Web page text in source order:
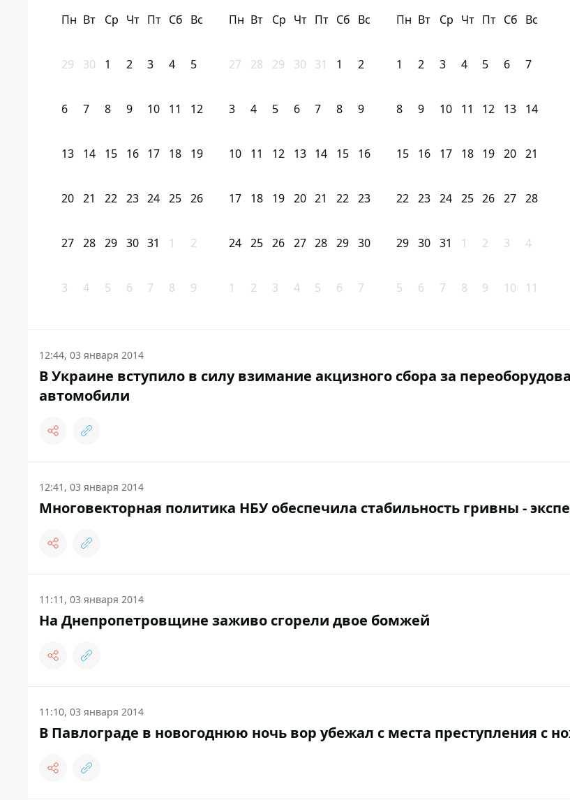
Пн Вт Ср Чт Пт Сб Вс
29 30 1 2 3 4 5
6 7 8 9 10 11 12
13 14 15 16 17 18 19
20 21 22 23 24 25 26
27 28 29 30 31 1 2
3 4 5 6 7 8 9
Пн Вт Ср Чт Пт Сб Вс
27 28 29 30 31 1 2
3 4 5 6 7 8 9
10 11 12 13 14 15 16
17 18 19 20 21 22 23
24 25 26 27 28 29 30
1 2 3 4 5 6 7
Пн Вт Ср Чт Пт Сб Вс
1 2 3 4 5 6 7
8 9 10 11 12 13 14
15 16 17 18 19 20 21
22 23 24 25 26 27 28
29 30 31 1 2 3 4
5 6 7 8 9 10 11
12:44, 03 января 2014
В Украине вступило в силу взимание акцизного сбора за
автомобили
12:41, 03 января 2014
Многовекторная политика НБУ обеспечила стабильность гривны -
11:11, 03 января 2014
На Днепропетровщине заживо сгорели двое бомжей
11:10, 03 января 2014
В Павлограде в новогоднюю ночь вор убежал с места преступления с